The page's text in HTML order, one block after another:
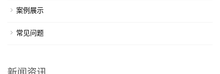
案例展示
常见问题